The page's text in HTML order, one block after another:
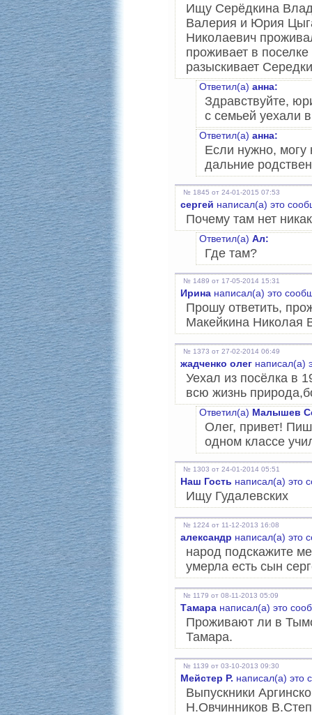
Ищу Серёдкина
Валерия и Юрия
Николаевич
проживает в
разыскивает
Ответил(а) анна:
Здравствуйте,
с семьей уехали
Ответил(а) анна:
Если нужно,
дальние
№ 1845 от 24-01-2015 07:53
сергей написал(а) это
Почему там нет
Ответил(а) Ал:
Где там?
№ 1489 от 17-05-2014 15:31
Ирина написал(а) это
Прошу ответить,
Макейкина Николая
№ 1373 от 27-02-2014 06:49
жадченко олег написал(а)
Уехал из посёлка в
всю жизнь
Ответил(а) Малышев
Олег, привет!
одном классе
№ 1303 от 24-01-2014 05:51
Наш Гость написал(а) это
Ищу Гудалевских
№ 1224 от 11-12-2013 16:08
александр написал(а) это
народ подскажите
умерла есть сын
№ 1179 от 08-11-2013 05:09
Тамара написал(а) это
Проживают ли в
Тамара.
№ 1139 от 03-10-2013 09:30
Мейстер Р. написал(а) это
Выпускники
Н.Овчинников